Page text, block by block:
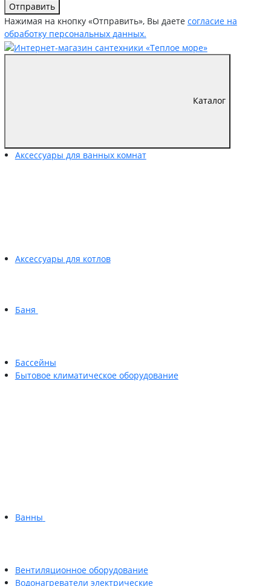
Отправить
Нажимая на кнопку «Отправить», Вы даете согласие на
обработку персональных данных.
Каталог
Аксессуары для ванных комнат
Аксессуары для котлов
Баня
Бассейны
Бытовое климатическое оборудование
Ванны
Вентиляционное оборудование
Водонагреватели электрические